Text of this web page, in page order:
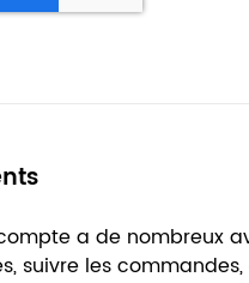
a de nombreux
suivre les